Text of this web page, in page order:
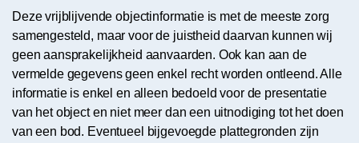
Deze vrijblijvende objectinformatie is met de meeste zorg
samengesteld, maar voor de juistheid daarvan kunnen wij
geen aansprakelijkheid aanvaarden. Ook kan aan de
vermelde gegevens geen enkel recht worden ontleend. Alle
informatie is enkel en alleen bedoeld voor de presentatie
van het object en niet meer dan een uitnodiging tot het doen
van een bod. Eventueel bijgevoegde plattegronden zijn